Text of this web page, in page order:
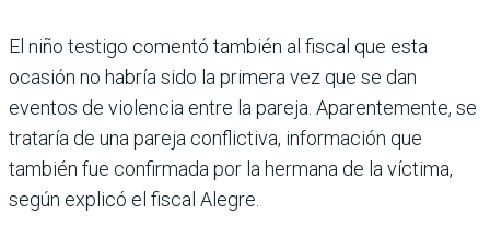
El niño testigo comentó también al fiscal que esta
ocasión no habría sido la primera vez que se dan
eventos de violencia entre la pareja. Aparentemente, se
trataría de una pareja conflictiva, información que
también fue confirmada por la hermana de la víctima,
según explicó el fiscal Alegre.